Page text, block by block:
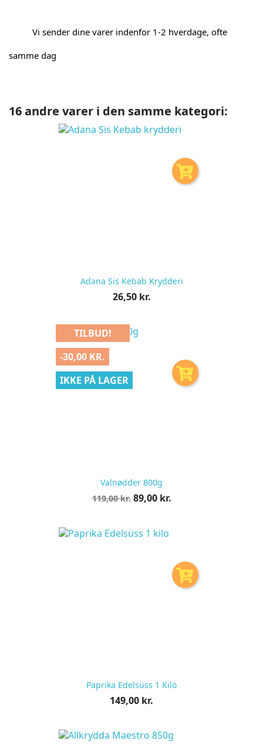
Vi sender dine varer indenfor 1-2 hverdage, ofte
samme dag
16 andre varer i den samme kategori:
Adana Sis Kebab Krydderi
Pris
26,50 kr.
Valnødder 800g
Normalpris
119,00 kr. Pris
89,00 kr.
TILBUD!
-30,00 KR.
IKKE PÅ LAGER
Paprika Edelsüss 1 Kilo
Pris
149,00 kr.